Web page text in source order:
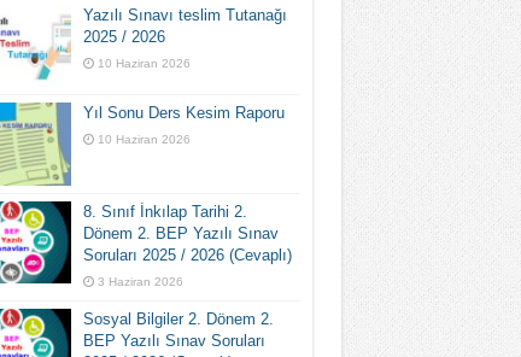
Yazılı Sınavı teslim Tutanağı
2025 / 2026
10 Haziran 2026
Yıl Sonu Ders Kesim Raporu
10 Haziran 2026
8. Sınıf İnkılap Tarihi 2.
Dönem 2. BEP Yazılı Sınav
Soruları 2025 / 2026 (Cevaplı)
3 Haziran 2026
Sosyal Bilgiler 2. Dönem 2.
BEP Yazılı Sınav Soruları